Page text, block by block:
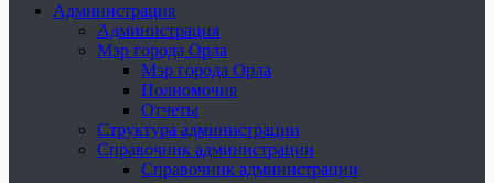
Администрация
Администрация
Мэр города Орла
Мэр города Орла
Полномочия
Отчеты
Структура администрации
Справочник администрации
Справочник администрации